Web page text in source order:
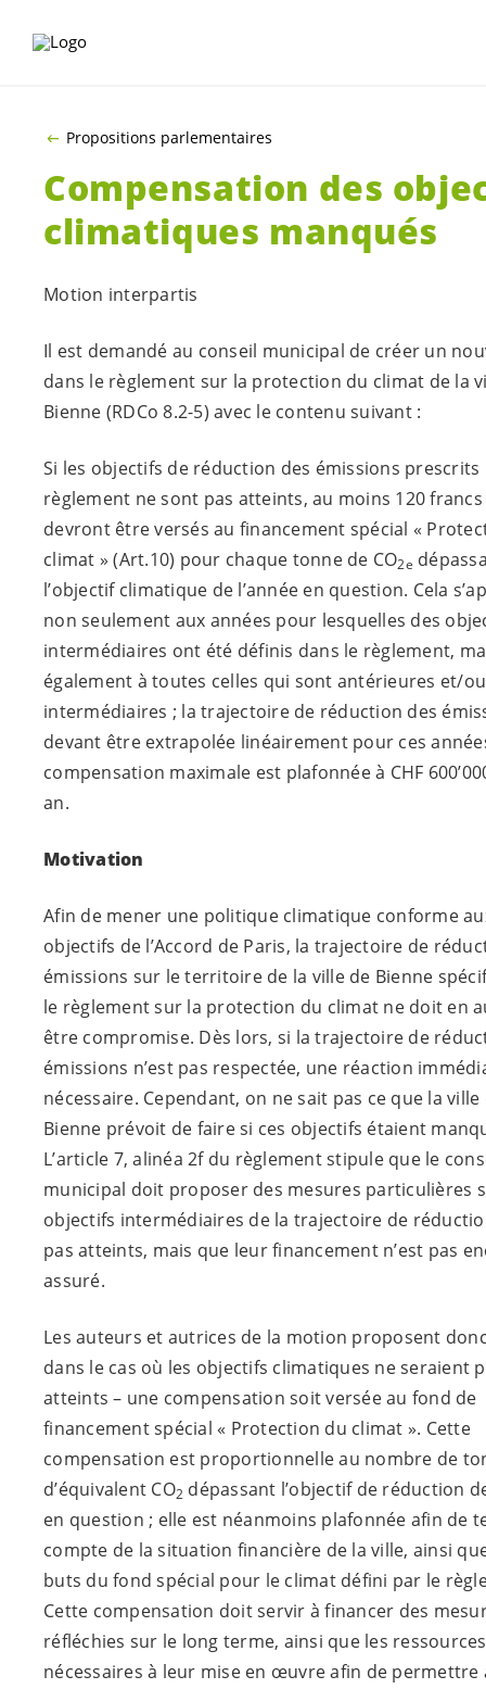
Propositions parlementaires
Compensation des
climatiques manqués
Motion interpartis
Il est demandé au conseil municipal de créer un
dans le règlement sur la protection du climat de la
Bienne (RDCo 8.2-5) avec le contenu suivant :
Si les objectifs de réduction des émissions prescrits
règlement ne sont pas atteints, au moins 120 francs
devront être versés au financement spécial «
climat » (Art.10) pour chaque tonne de CO2e
l’objectif climatique de l’année en question. Cela
non seulement aux années pour lesquelles des
intermédiaires ont été définis dans le règlement,
également à toutes celles qui sont antérieures et/ou
intermédiaires ; la trajectoire de réduction des
devant être extrapolée linéairement pour ces
compensation maximale est plafonnée à CHF
an.
Motivation
Afin de mener une politique climatique conforme
objectifs de l’Accord de Paris, la trajectoire de
émissions sur le territoire de la ville de Bienne
le règlement sur la protection du climat ne doit en
être compromise. Dès lors, si la trajectoire de
émissions n’est pas respectée, une réaction
nécessaire. Cependant, on ne sait pas ce que la ville
Bienne prévoit de faire si ces objectifs étaient
L’article 7, alinéa 2f du règlement stipule que le
municipal doit proposer des mesures particulières
objectifs intermédiaires de la trajectoire de
pas atteints, mais que leur financement n’est pas
assuré.
Les auteurs et autrices de la motion proposent
dans le cas où les objectifs climatiques ne seraient
atteints – une compensation soit versée au fond de
financement spécial « Protection du climat ». Cette
compensation est proportionnelle au nombre de
d’équivalent CO2 dépassant l’objectif de réduction
en question ; elle est néanmoins plafonnée afin de
compte de la situation financière de la ville, ainsi
buts du fond spécial pour le climat défini par le
Cette compensation doit servir à financer des
réfléchies sur le long terme, ainsi que les ressources
nécessaires à leur mise en œuvre afin de permettre